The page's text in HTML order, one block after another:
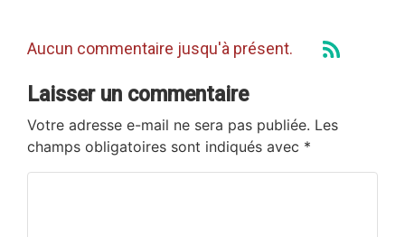
Aucun commentaire jusqu'à présent.
Laisser un commentaire
Votre adresse e-mail ne sera pas publiée. Les
champs obligatoires sont indiqués avec *